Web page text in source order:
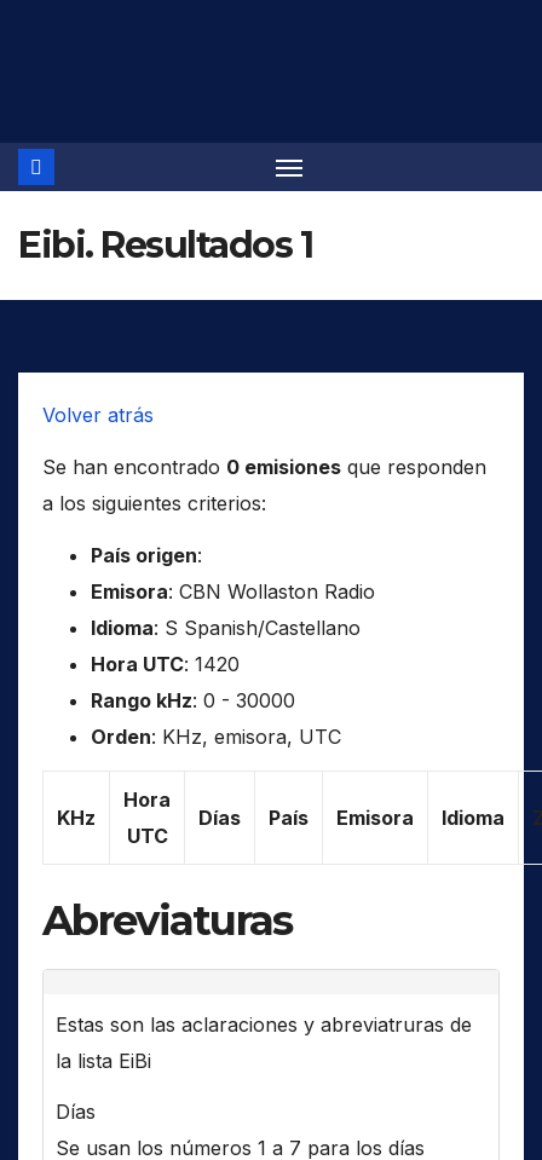
Eibi. Resultados 1
Volver atrás
Se han encontrado 0 emisiones que responden
a los siguientes criterios:
País origen:
Emisora: CBN Wollaston Radio
Idioma: S Spanish/Castellano
Hora UTC: 1420
Rango kHz: 0 - 30000
Orden: KHz, emisora, UTC
KHz
Hora
UTC
Días País Emisora Idioma
Abreviaturas
Estas son las aclaraciones y abreviatruras de
la lista EiBi
Días
Se usan los números 1 a 7 para los días